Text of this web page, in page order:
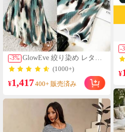
-3% GlowEve 絞り染め レタス
トリム マキシ マーメイド
ヘムスカート
(1000+)
¥1,417400+ 販売済み
-
¥